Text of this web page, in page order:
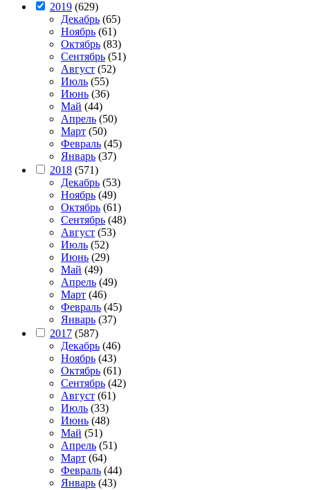
2019 (629)
Декабрь (65)
Ноябрь (61)
Октябрь (83)
Сентябрь (51)
Август (52)
Июль (55)
Июнь (36)
Май (44)
Апрель (50)
Март (50)
Февраль (45)
Январь (37)
2018 (571)
Декабрь (53)
Ноябрь (49)
Октябрь (61)
Сентябрь (48)
Август (53)
Июль (52)
Июнь (29)
Май (49)
Апрель (49)
Март (46)
Февраль (45)
Январь (37)
2017 (587)
Декабрь (46)
Ноябрь (43)
Октябрь (61)
Сентябрь (42)
Август (61)
Июль (33)
Июнь (48)
Май (51)
Апрель (51)
Март (64)
Февраль (44)
Январь (43)